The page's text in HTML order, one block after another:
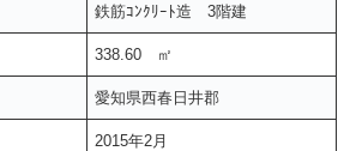
鉄筋ｺﾝｸﾘｰﾄ造 3階建
338.60 ㎡
愛知県西春日井郡
2015年2月